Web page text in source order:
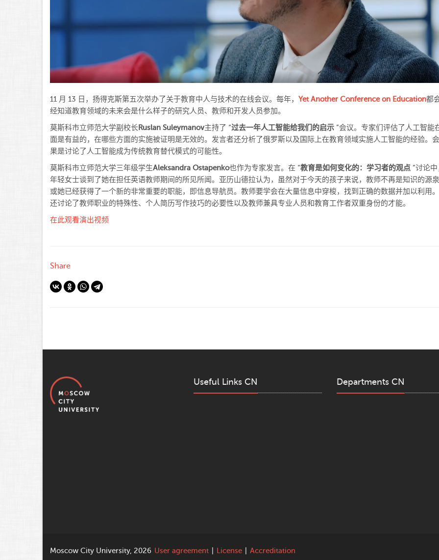
11 月 13 日， 扬得克斯第五次举办了关于教育中人与技术的在线会议。每年， Yet Another Conference on Education都
经知道教育领域的未来会是什么样子的研究人员、教师和开发人员参加。
莫斯科市立师范大学副校长Ruslan Suleymanov主持了 “过去一年人工智能给我们的启示 ”会议。专家们评估了人工智能
面是有益的，在哪些方面的实施被证明是无效的。发言者还分析了俄罗斯以及国际上在教育领域实施人工智能的经验。
果是讨论了人工智能成为传统教育替代模式的可能性。
莫斯科市立师范大学三年级学生Aleksandra Ostapenko也作为专家发言。在 “教育是如何变化的：学习者的观点 ”讨论
年轻女士谈到了她在担任英语教师期间的所见所闻。亚历山德拉认为，虽然对于今天的孩子来说，教师不再是知识的源
或她已经获得了一个新的非常重要的职能，即信息导航员。教师要学会在大量信息中穿梭，找到正确的数据并加以利用
还讨论了教师职业的特殊性、个人简历写作技巧的必要性以及教师兼具专业人员和教育工作者双重身份的才能。
在此观看演出视频
Share
Useful Links CN Departments CN
Moscow City University, 2026 User agreement License Accreditation